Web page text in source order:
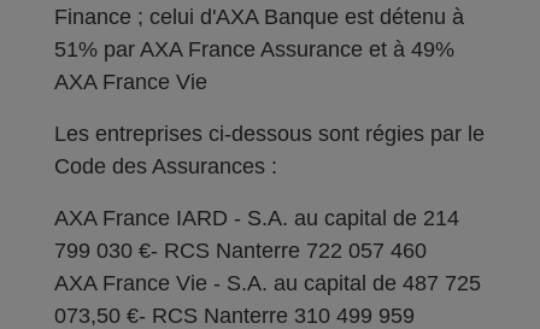
Finance ; celui d'AXA Banque est détenu à
51% par AXA France Assurance et à 49%
AXA France Vie
Les entreprises ci-dessous sont régies par le
Code des Assurances :
AXA France IARD - S.A. au capital de 214
799 030 €- RCS Nanterre 722 057 460
AXA France Vie - S.A. au capital de 487 725
073,50 €- RCS Nanterre 310 499 959